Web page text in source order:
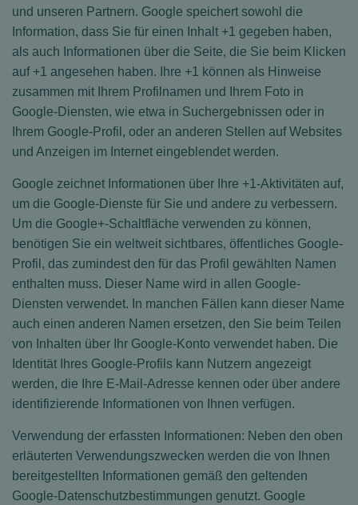
und unseren Partnern. Google speichert sowohl die
Information, dass Sie für einen Inhalt +1 gegeben haben,
als auch Informationen über die Seite, die Sie beim Klicken
auf +1 angesehen haben. Ihre +1 können als Hinweise
zusammen mit Ihrem Profilnamen und Ihrem Foto in
Google-Diensten, wie etwa in Suchergebnissen oder in
Ihrem Google-Profil, oder an anderen Stellen auf Websites
und Anzeigen im Internet eingeblendet werden.
Google zeichnet Informationen über Ihre +1-Aktivitäten auf,
um die Google-Dienste für Sie und andere zu verbessern.
Um die Google+-Schaltfläche verwenden zu können,
benötigen Sie ein weltweit sichtbares, öffentliches Google-
Profil, das zumindest den für das Profil gewählten Namen
enthalten muss. Dieser Name wird in allen Google-
Diensten verwendet. In manchen Fällen kann dieser Name
auch einen anderen Namen ersetzen, den Sie beim Teilen
von Inhalten über Ihr Google-Konto verwendet haben. Die
Identität Ihres Google-Profils kann Nutzern angezeigt
werden, die Ihre E-Mail-Adresse kennen oder über andere
identifizierende Informationen von Ihnen verfügen.
Verwendung der erfassten Informationen: Neben den oben
erläuterten Verwendungszwecken werden die von Ihnen
bereitgestellten Informationen gemäß den geltenden
Google-Datenschutzbestimmungen genutzt. Google